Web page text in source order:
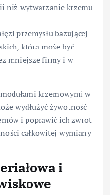
niż wytwarzanie krzemu
przemysłu bazującej
która może być
mniejsze firmy i w
krzemowymi w
wydłużyć żywotność
i poprawić ich zwrot
całkowitej wymiany
i